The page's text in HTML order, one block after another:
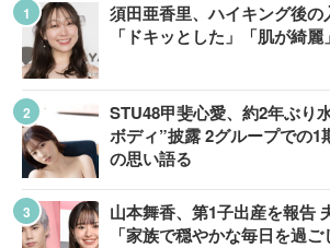
須田亜香里、ハイキング後
「ドキッとした」「肌が綺
STU48甲斐心愛、約2年ぶり
ボディ”披露 2グループでの1
の思い語る
山本舞香、第1子出産を報告
「家族で穏やかな毎日を過ご